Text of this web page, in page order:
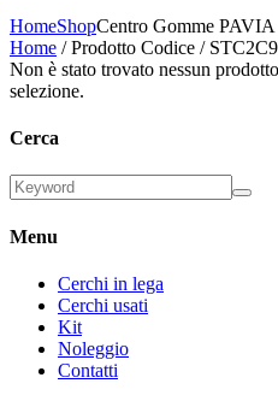
HomeShopCentro Gomme PAVIA
Home / Prodotto Codice /
Non è stato trovato nessun
selezione.
Cerca
Menu
Cerchi in lega
Cerchi usati
Kit
Noleggio
Contatti